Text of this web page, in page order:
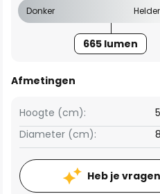
Donker Helder
665 lumen
Afmetingen
Hoogte (cm):
Diameter (cm):
8
Heb je